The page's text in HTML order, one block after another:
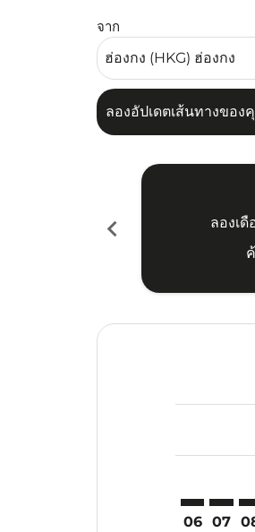
จาก
ลองอัปเดตเส้นทางขอ
chevron_left
ลองเ
06 07